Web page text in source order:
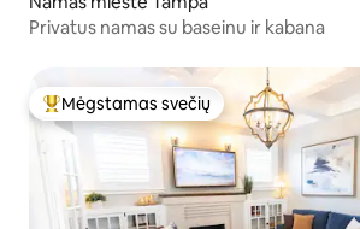
Privatus namas su baseinu ir kabana
Svečių mėgstamiausias
Mėgstamas svečių